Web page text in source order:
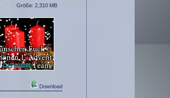
Größe: 2,310 MB
Download